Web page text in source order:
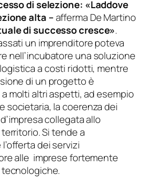
di selezione: «Laddove
alta –afferma De Martino
di successo cresce».
un imprenditore poteva
nell’incubatore una soluzione
a costi ridotti, mentre
di un progetto è
molti altri aspetti, ad esempio
societaria, la coerenza dei
collegata allo
Si tende a
dei servizi
alle imprese fortemente